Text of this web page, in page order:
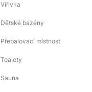
Vířivka
Dětské bazény
Přebalovací místnost
Toalety
Sauna